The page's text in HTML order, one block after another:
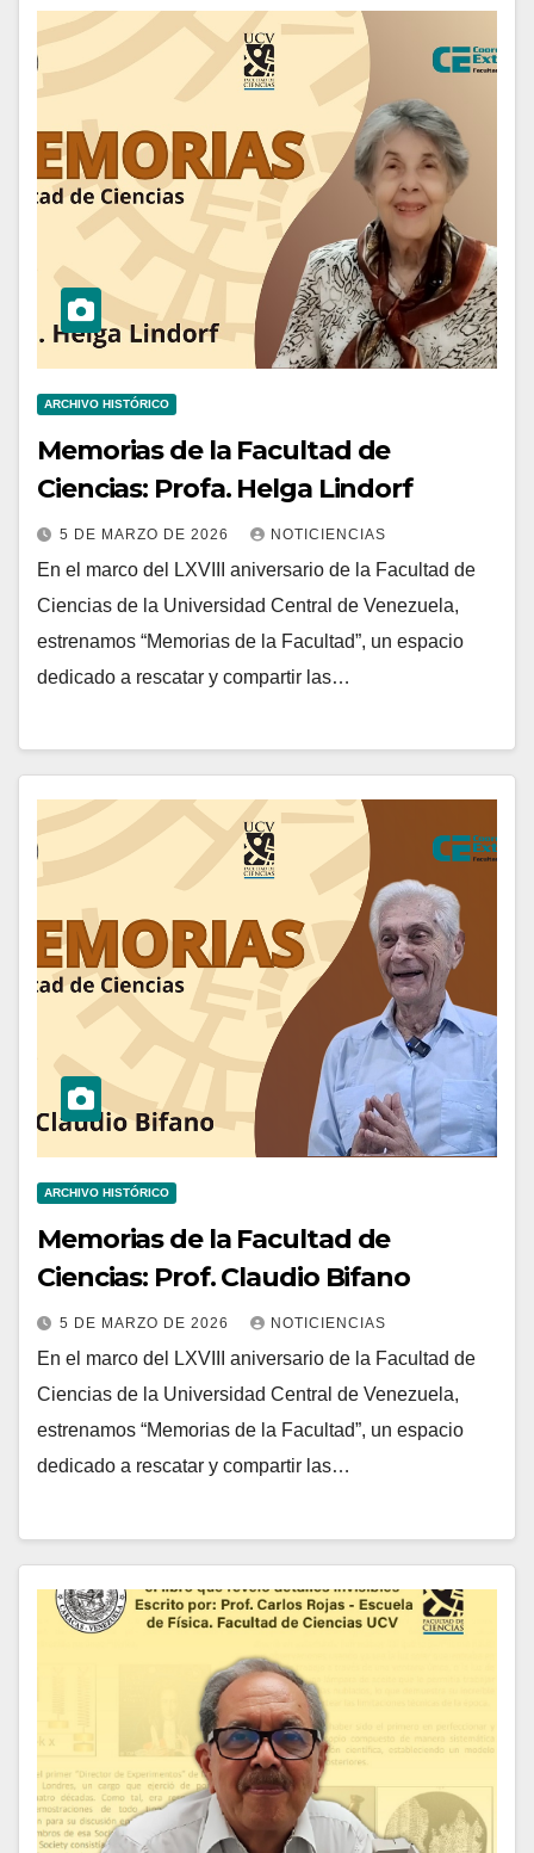
ARCHIVO HISTÓRICO
Memorias de la Facultad de
Ciencias: Profa. Helga Lindorf
5 DE MARZO DE 2026 NOTICIENCIAS
En el marco del LXVIII aniversario de la Facultad de
Ciencias de la Universidad Central de Venezuela,
estrenamos “Memorias de la Facultad”, un espacio
dedicado a rescatar y compartir las…
ARCHIVO HISTÓRICO
Memorias de la Facultad de
Ciencias: Prof. Claudio Bifano
5 DE MARZO DE 2026 NOTICIENCIAS
En el marco del LXVIII aniversario de la Facultad de
Ciencias de la Universidad Central de Venezuela,
estrenamos “Memorias de la Facultad”, un espacio
dedicado a rescatar y compartir las…